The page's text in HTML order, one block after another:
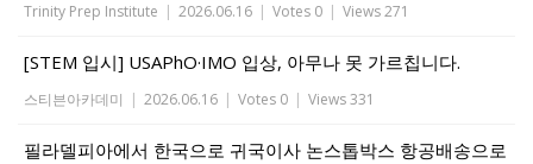
Trinity Prep Institute | 2026.06.16 | Votes 0 | Views 271
[STEM 입시] USAPhO·IMO 입상, 아무나 못 가르칩니다.
스티븐아카데미 | 2026.06.16 | Votes 0 | Views 331
필라델피아에서 한국으로 귀국이사 논스톱박스 항공배송으로